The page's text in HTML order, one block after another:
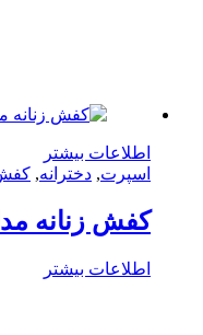
بیشتر
دخترانه, کفش زنانه,
زنانه مدل
بیشتر